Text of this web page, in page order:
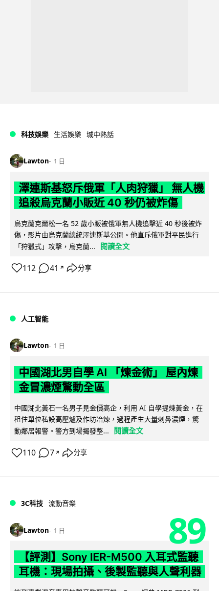
科技娛樂 生活娛樂 城中熱話
Lawton 1 日
澤連斯基怒斥俄軍「人肉狩獵」 無人機
追殺烏克蘭小販近 40 秒仍被炸傷
烏克蘭克爾松一名 52 歲小販被俄軍無人機追擊近 40 秒後被炸
傷，影片由烏克蘭總統澤連斯基公開。他直斥俄軍對平民進行
「狩獵式」攻擊，烏克蘭...
閱讀全文
112 41 ↗ 分享
人工智能
Lawton 1 日
中國湖北男自學 AI 「煉金術」 屋內煉
金冒濃煙驚動全區
中國湖北黃石一名男子見金價高企，利用 AI 自學提煉黃金，在
租住單位私設高壓爐及作坊冶煉，過程產生大量刺鼻濃煙，驚
動鄰居報警。警方到場揭發整...
閱讀全文
110 7 ↗ 分享
3C科技 流動音樂
Lawton 1 日 89
【評測】Sony IER-M500 入耳式監聽
耳機：現場拍攝、後製監聽與人聲利器